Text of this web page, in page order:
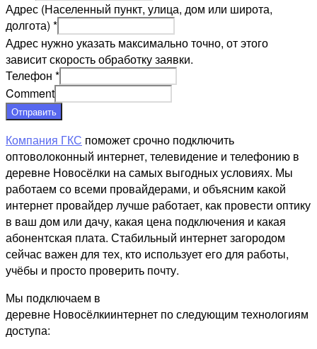
Адрес (Населенный пункт, улица, дом или широта,
долгота) *
Адрес нужно указать максимально точно, от этого
зависит скорость обработку заявки.
Телефон *
Comment
Отправить
Компания ГКС поможет срочно подключить
оптоволоконный интернет, телевидение и телефонию в
деревне Новосёлки на самых выгодных условиях. Мы
работаем со всеми провайдерами, и объясним какой
интернет провайдер лучше работает, как провести оптику
в ваш дом или дачу, какая цена подключения и какая
абонентская плата. Стабильный интернет загородом
сейчас важен для тех, кто использует его для работы,
учёбы и просто проверить почту.
Мы подключаем в
деревне Новосёлкиинтернет по следующим технологиям
доступа: